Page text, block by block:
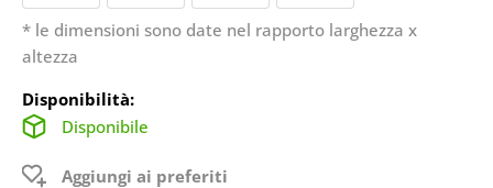
* le dimensioni sono date nel rapporto larghezza x
altezza
Disponibilità:
Disponibile
Aggiungi ai preferiti